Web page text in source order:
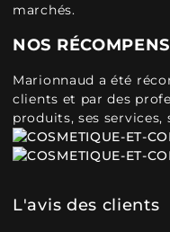
marchés.
NOS
Marionnaud a été
clients et par des
produits, ses services,
L'avis des clients